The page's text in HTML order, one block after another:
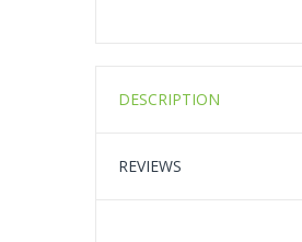
DESCRIPTION
REVIEWS